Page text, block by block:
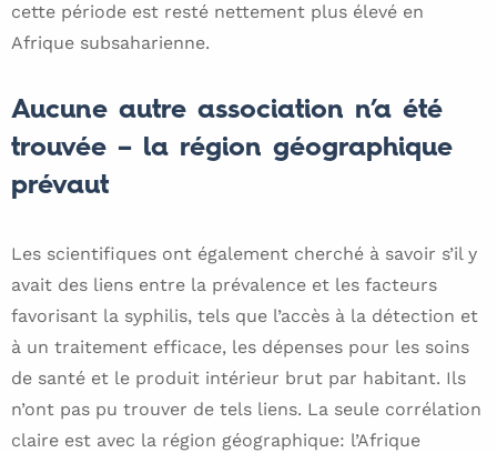
cette période est resté nettement plus élevé en
Afrique subsaharienne.
Aucune autre association n’a été
trouvée – la région géographique
prévaut
Les scientifiques ont également cherché à savoir s’il y
avait des liens entre la prévalence et les facteurs
favorisant la syphilis, tels que l’accès à la détection et
à un traitement efficace, les dépenses pour les soins
de santé et le produit intérieur brut par habitant. Ils
n’ont pas pu trouver de tels liens. La seule corrélation
claire est avec la région géographique: l’Afrique